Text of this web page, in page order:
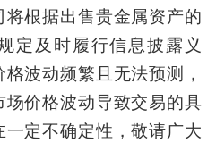
根据出售贵金属资产的
定及时履行信息披露义
波动频繁且无法预测，
价格波动导致交易的具
定不确定性，敬请广大